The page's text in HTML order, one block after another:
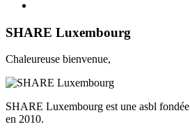
SHARE Luxembourg
Chaleureuse bienvenue,
SHARE Luxembourg est une asbl fondée
en 2010.